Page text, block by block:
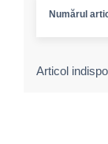
Numărul
Articol